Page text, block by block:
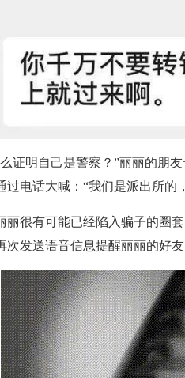
明自己是警察？”丽丽的朋友
过电话大喊：“我们是派出所的
很有可能已经陷入骗子的圈套
次发送语音信息提醒丽丽的好